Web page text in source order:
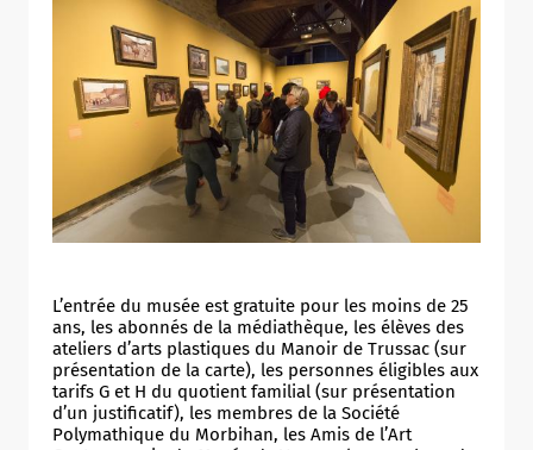
L’entrée du musée est gratuite pour les moins de 25
ans, les abonnés de la médiathèque, les élèves des
ateliers d’arts plastiques du Manoir de Trussac (sur
présentation de la carte), les personnes éligibles aux
tarifs G et H du quotient familial (sur présentation
d’un justificatif), les membres de la Société
Polymathique du Morbihan, les Amis de l’Art
ShareThis is disabled. Allow